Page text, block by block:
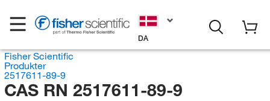
DA
Fisher Scientific
Produkter
2517611-89-9
CAS RN 2517611-89-9